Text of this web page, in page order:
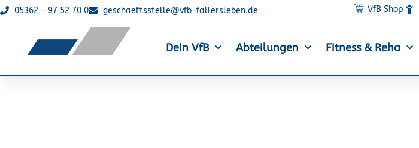
05362 - 97 52 70 0 geschaeftsstelle@vfb-fallersleben.de VfB Shop
Dein VfB Abteilungen Fitness & Reha